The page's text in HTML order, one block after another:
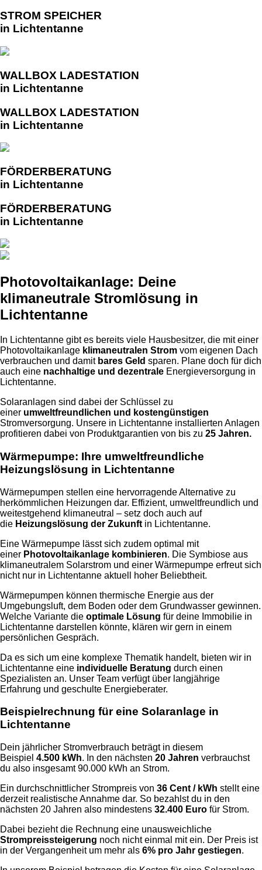
STROM SPEICHER
in Lichtentanne
WALLBOX LADESTATION
in Lichtentanne
WALLBOX LADESTATION
in Lichtentanne
FÖRDERBERATUNG
in Lichtentanne
FÖRDERBERATUNG
in Lichtentanne
Photovoltaikanlage: Deine
klimaneutrale Stromlösung in
Lichtentanne
In Lichtentanne gibt es bereits viele Hausbesitzer, die mit einer
Photovoltaikanlage klimaneutralen Strom vom eigenen Dach
verbrauchen und damit bares Geld sparen. Plane doch für dich
auch eine nachhaltige und dezentrale Energieversorgung in
Lichtentanne.
Solaranlagen sind dabei der Schlüssel zu
einer umweltfreundlichen und kostengünstigen
Stromversorgung. Unsere in Lichtentanne installierten Anlagen
profitieren dabei von Produktgarantien von bis zu 25 Jahren.
Wärmepumpe: Ihre umweltfreundliche
Heizungslösung in Lichtentanne
Wärmepumpen stellen eine hervorragende Alternative zu
herkömmlichen Heizungen dar. Effizient, umweltfreundlich und
weitestgehend klimaneutral – setz doch auch auf
die Heizungslösung der Zukunft in Lichtentanne.
Eine Wärmepumpe lässt sich zudem optimal mit
einer Photovoltaikanlage kombinieren. Die Symbiose aus
klimaneutralem Solarstrom und einer Wärmepumpe erfreut sich
nicht nur in Lichtentanne aktuell hoher Beliebtheit.
Wärmepumpen können thermische Energie aus der
Umgebungsluft, dem Boden oder dem Grundwasser gewinnen.
Welche Variante die optimale Lösung für deine Immobilie in
Lichtentanne darstellen könnte, klären wir gern in einem
persönlichen Gespräch.
Da es sich um eine komplexe Thematik handelt, bieten wir in
Lichtentanne eine individuelle Beratung durch einen
Spezialisten an. Unser Team verfügt über langjährige
Erfahrung und geschulte Energieberater.
Beispielrechnung für eine Solaranlage in
Lichtentanne
Dein jährlicher Stromverbrauch beträgt in diesem
Beispiel 4.500 kWh. In den nächsten 20 Jahren verbrauchst
du also insgesamt 90.000 kWh an Strom.
Ein durchschnittlicher Strompreis von 36 Cent / kWh stellt eine
derzeit realistische Annahme dar. So bezahlst du in den
nächsten 20 Jahren also mindestens 32.400 Euro für Strom.
Dabei bezieht die Rechnung eine unausweichliche
Strompreissteigerung noch nicht einmal mit ein. Der Preis ist
in der Vergangenheit um mehr als 6% pro Jahr gestiegen.